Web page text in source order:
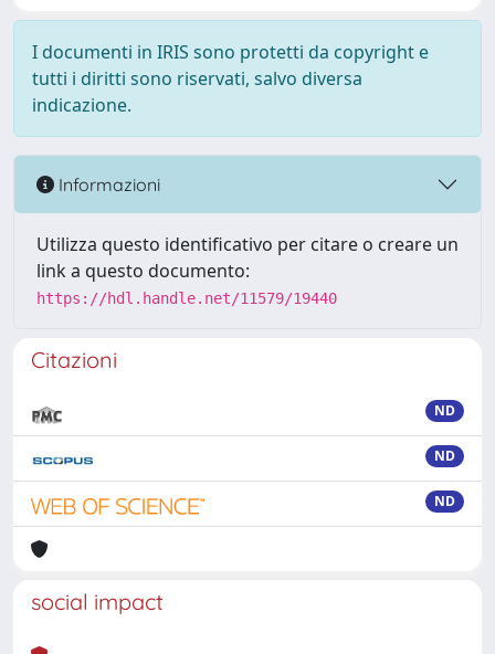
I documenti in IRIS sono protetti da copyright e
tutti i diritti sono riservati, salvo diversa
indicazione.
Informazioni
Utilizza questo identificativo per citare o creare un
link a questo documento:
https://hdl.handle.net/11579/19440
Citazioni
ND
ND
ND
social impact